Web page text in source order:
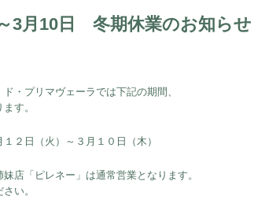
3月10日 冬期休業のお知らせ
・プリマヴェーラでは下記の期間、
す。
１２日（火）～３月１０日（木）
店「ピレネー」は通常営業となります。
い。